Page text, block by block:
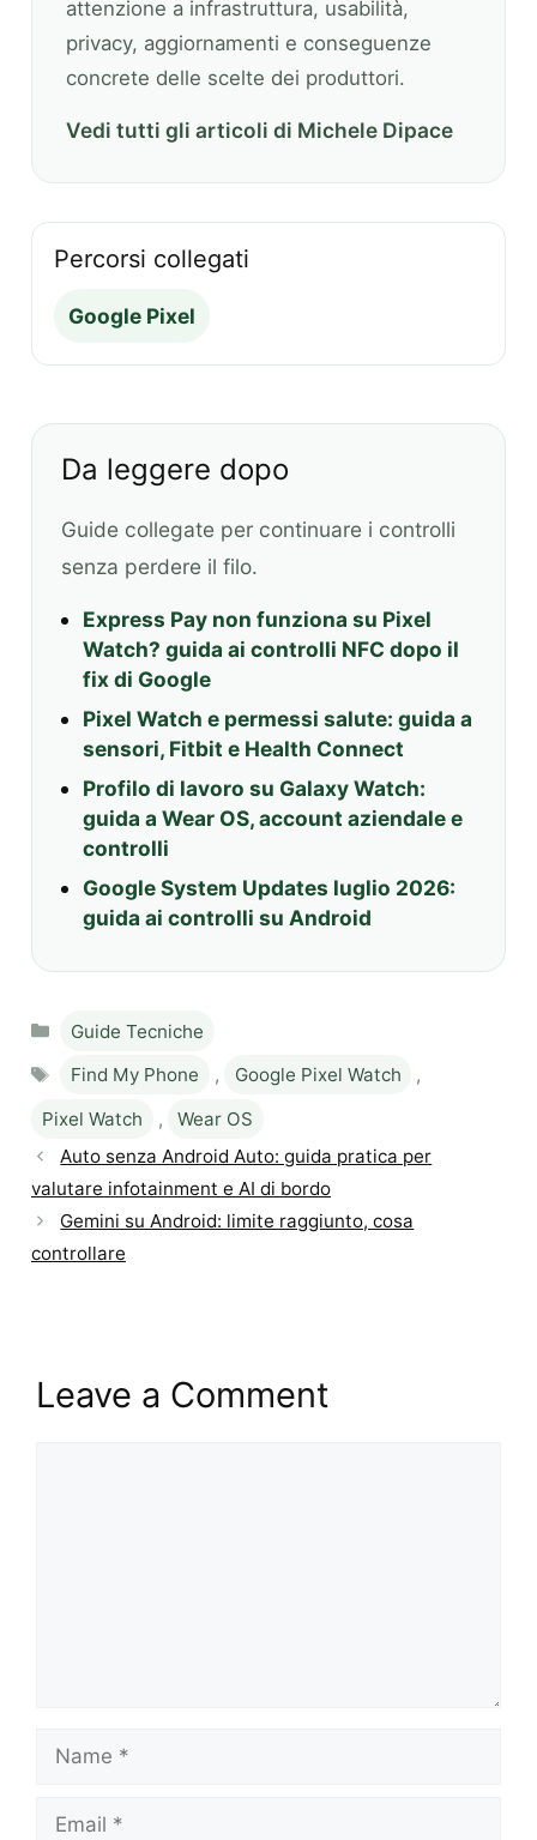
attenzione a infrastruttura, usabilità,
privacy, aggiornamenti e conseguenze
concrete delle scelte dei produttori.
Vedi tutti gli articoli di Michele Dipace
Percorsi collegati
Google Pixel
Da leggere dopo
Guide collegate per continuare i controlli
senza perdere il filo.
Express Pay non funziona su Pixel
Watch? guida ai controlli NFC dopo il
fix di Google
Pixel Watch e permessi salute: guida a
sensori, Fitbit e Health Connect
Profilo di lavoro su Galaxy Watch:
guida a Wear OS, account aziendale e
controlli
Google System Updates luglio 2026:
guida ai controlli su Android
Categories
Guide Tecniche
Tags
Find My Phone , Google Pixel Watch
,
Pixel Watch
,
Wear OS
Auto senza Android Auto: guida pratica per
valutare infotainment e AI di bordo
Gemini su Android: limite raggiunto, cosa
controllare
Leave a Comment
Name
Email